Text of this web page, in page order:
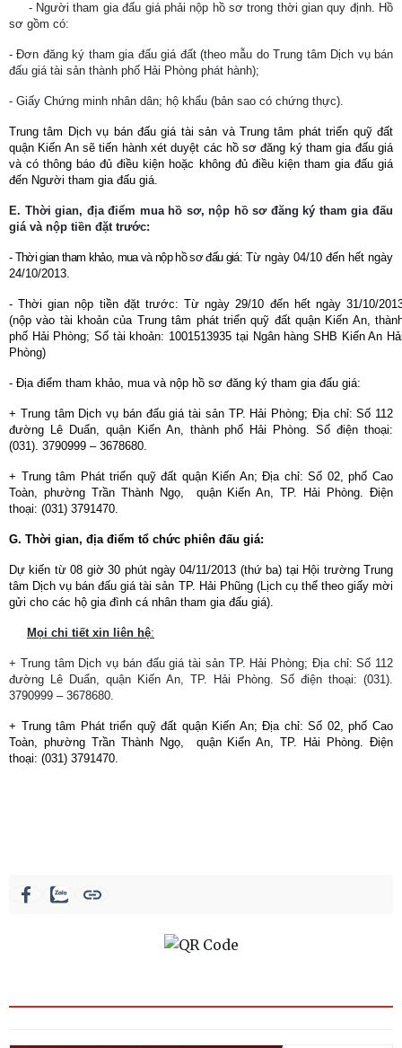
- Người tham gia đấu giá phải nộp hồ sơ trong thời gian quy định. Hồ
sơ gồm có:
- Đơn đăng ký tham gia đấu giá đất (theo mẫu do Trung tâm Dịch vụ bán
đấu giá tài sản thành phố Hải Phòng phát hành);
- Giấy Chứng minh nhân dân; hộ khẩu (bản sao có chứng thực).
Trung tâm Dịch vụ bán đấu giá tài sản và Trung tâm phát triển quỹ đất
quận Kiến An sẽ tiến hành xét duyệt các hồ sơ đăng ký tham gia đấu giá
và có thông báo đủ điều kiện hoặc không đủ điều kiện tham gia đấu giá
đến Người tham gia đấu giá.
E. Thời gian, địa điểm mua hồ sơ, nộp hồ sơ đăng ký tham gia đấu
giá và nộp tiền đặt trước:
- Thời gian tham khảo, mua và nộp hồ sơ đấu giá: Từ ngày 04/10 đến hết ngày
24/10/2013.
- Thời gian nộp tiền đặt trước: Từ ngày 29/10 đến hết ngày 31/10/
(nộp vào tài khoản của Trung tâm phát triển quỹ đất quận Kiến An,
phố Hải Phòng; Số tài khoản: 1001513935 tại Ngân hàng SHB Kiến An
Phòng)
- Địa điểm tham khảo, mua và nộp hồ sơ đăng ký tham gia đấu giá:
+ Trung tâm Dịch vụ bán đấu giá tài sản TP. Hải Phòng; Địa chỉ: Số 112
đường Lê Duẩn, quận Kiến An, thành phố Hải Phòng. Số điện thoại:
(031). 3790999 – 3678680.
+ Trung tâm Phát triển quỹ đất quận Kiến An; Địa chỉ: Số 02, phố Cao
Toàn, phường Trần Thành Ngọ,
quận Kiến An, TP. Hải Phòng. Điện
thoại: (031) 3791470.
G. Thời gian, địa điểm tổ chức phiên đấu giá:
Dự kiến từ 08 giờ 30 phút ngày 04/11/2013 (thứ ba) tại Hội trường Trung
tâm Dịch vụ bán đấu giá tài sản TP. Hải Phũng (Lịch cụ thể theo giấy mời
gửi cho các hộ gia đình cá nhân tham gia đấu giá).
Mọi chi tiết xin liên hệ:
+ Trung tâm Dịch vụ bán đấu giá tài sản TP. Hải Phòng; Địa chỉ: Số 112
đường Lê Duẩn, quận Kiến An, TP. Hải Phòng. Số điện thoại: (031).
3790999 – 3678680.
+ Trung tâm Phát triển quỹ đất quận Kiến An; Địa chỉ: Số 02, phố Cao
Toàn, phường Trần Thành Ngọ,
quận Kiến An, TP. Hải Phòng. Điện
thoại: (031) 3791470.